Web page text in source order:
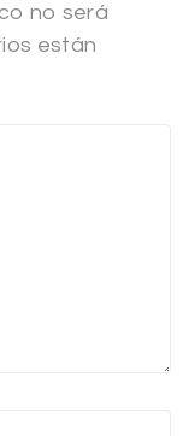
no será
están